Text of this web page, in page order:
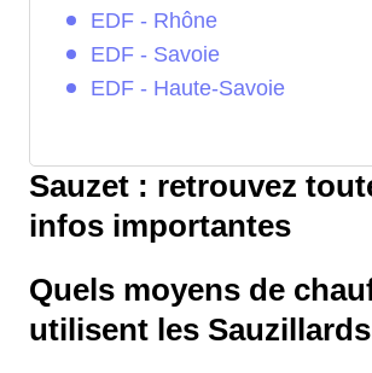
EDF - Rhône
EDF - Savoie
EDF - Haute-Savoie
Sauzet : retrouvez
infos importantes
Quels moyens de
utilisent les